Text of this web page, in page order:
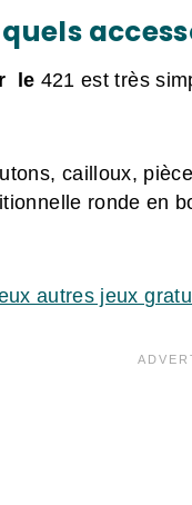
le 421 est très
cailloux,
ronde en
autres jeux